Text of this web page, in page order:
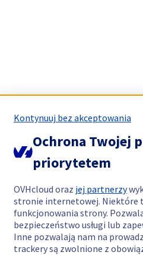
Kontynuuj bez akceptowania
Ochrona Twojej
priorytetem
OVHcloud oraz jej partnerzy
stronie internetowej. Niektóre
funkcjonowania strony.
bezpieczeństwo usługi lub
Inne pozwalają nam na
trackery są zwolnione z